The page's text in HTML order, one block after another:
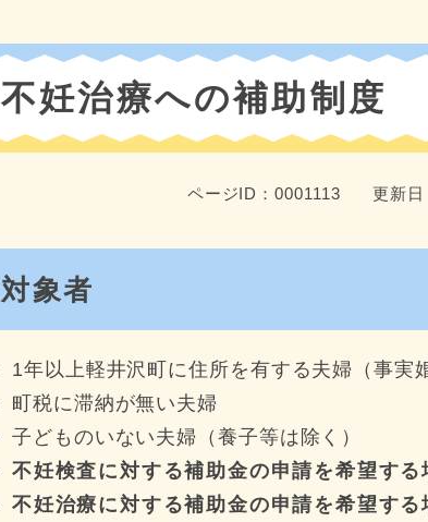
不妊治療への補助制度
ページID：0001113 更新
対象者
1年以上軽井沢町に住所を有する夫婦（事実
町税に滞納が無い夫婦
子どものいない夫婦（養子等は除く）
不妊検査に対する補助金の申請を希望す
不妊治療に対する補助金の申請を希望す